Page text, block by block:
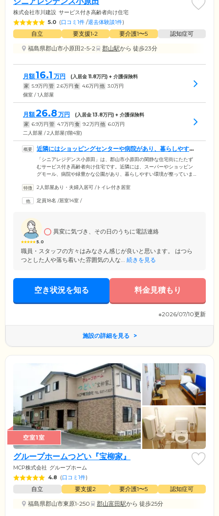
株式会社市川建設 サービス付き高齢者向け住宅
5.0 (口コミ1件 /退去体験談1件)
自立 要支援1•2 要介護1〜5
認知症可
福島県郡山市小原田2-5-2
郡山駅から 徒歩23分
月額16.1 万円 (入居金11.8万円) + 介護保険料
家 5.9万円 管 2.6万円 食 4.6万円 他 3.0万円
個室 / 1人部屋
月額26.8 万円 (入居金13.8万円) + 介護保険料
家 6.9万円 管 4.7万円 食 9.2万円 他 6.0万円
二人部屋 / 2人部屋(1階4室)
近隣にはショッピングセンターや病院があり、暮らしやすい
環境です
「シニアレジデンス小原田」は、郡山市小原田の閑静な住宅街にたたず
むサービス付き高齢者向け住宅です。近隣には、スーパーやショッピン
グモール、病院や緑豊かな公園があり、暮らしやすい環境が整っていま
サービスを実施。宅配便の取り次ぎといったフロントサービスや、お食
設内にデイサービスセンターを併設しておりますので、より健やかな
2人部屋あり・夫婦入居可 /トイレ付き居室
定員18名 /居室14室 /
5.0
異変に気づき、その日のうちに電話連絡
職員・スタッフの方々はみなさん感じが良いと思います。 はつら
つとした人や落ち着いた雰囲気の人な... 続きを見る
空き状況を知る 料金見積もり
※2026/07/10更新
施設の詳細を見る
空室1室
グループホームつどい『宝柳家』
MCP株式会社 グループホーム
4.8 (口コミ1件)
自立 要支援2 要介護1〜5
認知症可
福島県郡山市東原1-250
郡山富田駅から 徒歩25分